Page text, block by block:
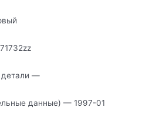
детали —
данные) — 1997-01